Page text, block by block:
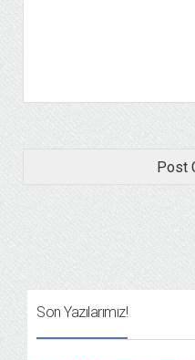
Son Yazılarımız!